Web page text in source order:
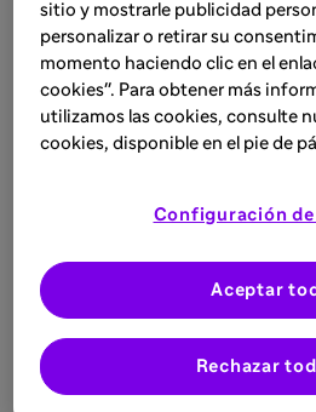
sitio y mostrarle publicidad
personalizar o retirar su
momento haciendo clic en el
cookies". Para obtener más
utilizamos las cookies, consulte
cookies, disponible en el pie de
Configuración
Rechazar
Aceptar